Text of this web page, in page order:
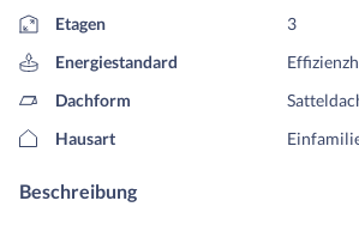
Etagen
3
Energiestandard
Dachform
Hausart
Beschreibung